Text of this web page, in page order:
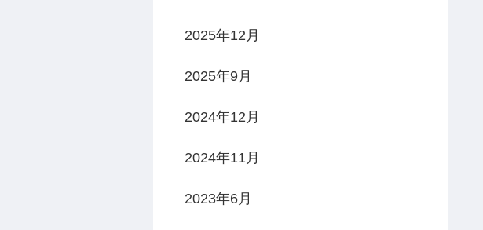
2025年12月
2025年9月
2024年12月
2024年11月
2023年6月